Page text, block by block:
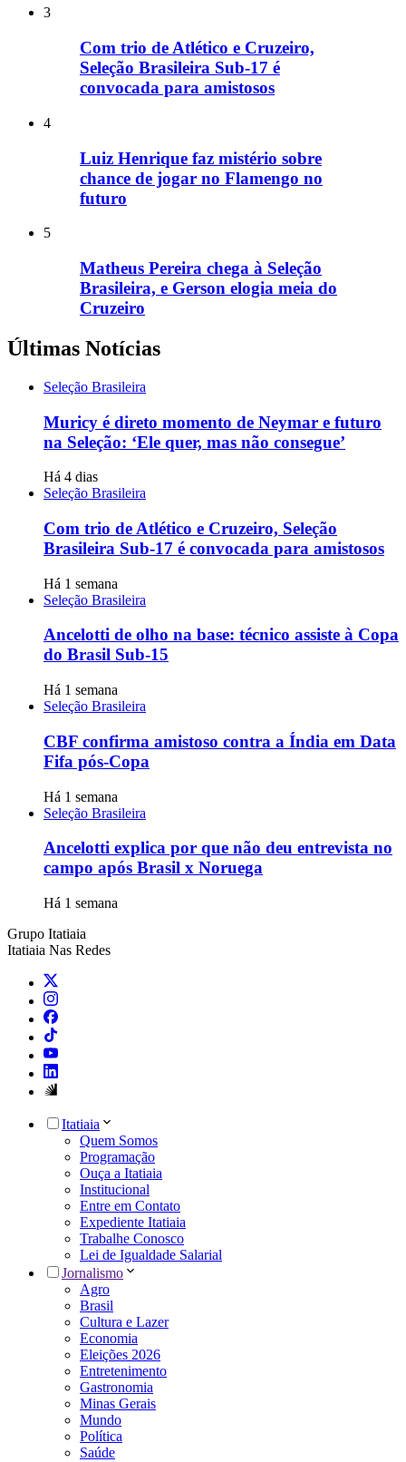
3
Com trio de Atlético e Cruzeiro,
Seleção Brasileira Sub-17 é
convocada para amistosos
4
Luiz Henrique faz mistério sobre
chance de jogar no Flamengo no
futuro
5
Matheus Pereira chega à Seleção
Brasileira, e Gerson elogia meia do
Cruzeiro
Últimas Notícias
Seleção Brasileira
Muricy é direto momento de Neymar e futuro
na Seleção: ‘Ele quer, mas não consegue’
Há 4 dias
Seleção Brasileira
Com trio de Atlético e Cruzeiro, Seleção
Brasileira Sub-17 é convocada para amistosos
Há 1 semana
Seleção Brasileira
Ancelotti de olho na base: técnico assiste à Copa
do Brasil Sub-15
Há 1 semana
Seleção Brasileira
CBF confirma amistoso contra a Índia em Data
Fifa pós-Copa
Há 1 semana
Seleção Brasileira
Ancelotti explica por que não deu entrevista no
campo após Brasil x Noruega
Há 1 semana
Grupo Itatiaia
Itatiaia Nas Redes
Itatiaia
Quem Somos
Programação
Ouça a Itatiaia
Institucional
Entre em Contato
Expediente Itatiaia
Trabalhe Conosco
Lei de Igualdade Salarial
Jornalismo
Agro
Brasil
Cultura e Lazer
Economia
Eleições 2026
Entretenimento
Gastronomia
Minas Gerais
Mundo
Política
Saúde